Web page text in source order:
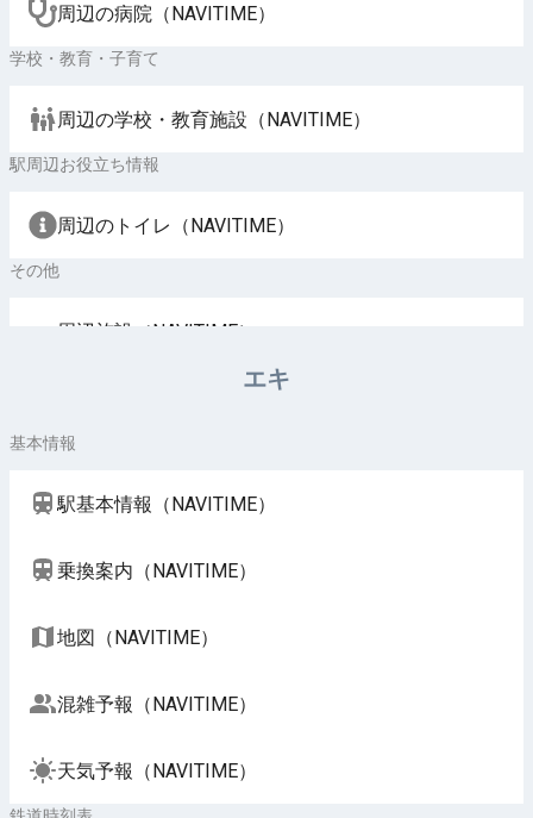
周辺の病院（NAVITIME）
学校・教育・子育て
周辺の学校・教育施設（NAVITIME）
駅周辺お役立ち情報
周辺のトイレ（NAVITIME）
その他
周辺施設（NAVITIME）
エキ
基本情報
駅基本情報（NAVITIME）
乗換案内（NAVITIME）
地図（NAVITIME）
混雑予報（NAVITIME）
天気予報（NAVITIME）